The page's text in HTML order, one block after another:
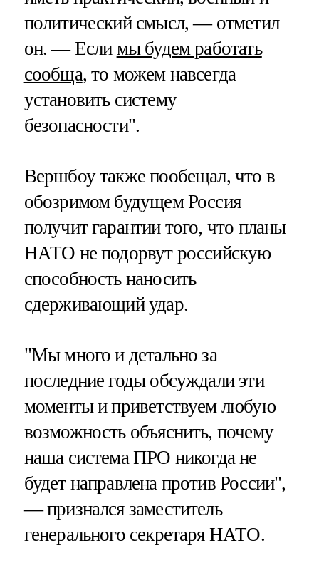
политический смысл, — отметил
он. — Если мы будем работать
сообща, то можем навсегда
установить систему
безопасности".
Вершбоу также пообещал, что в
обозримом будущем Россия
получит гарантии того, что планы
НАТО не подорвут российскую
способность наносить
сдерживающий удар.
"Мы много и детально за
последние годы обсуждали эти
моменты и приветствуем любую
возможность объяснить, почему
наша система ПРО никогда не
будет направлена против России",
— признался заместитель
генерального секретаря НАТО.